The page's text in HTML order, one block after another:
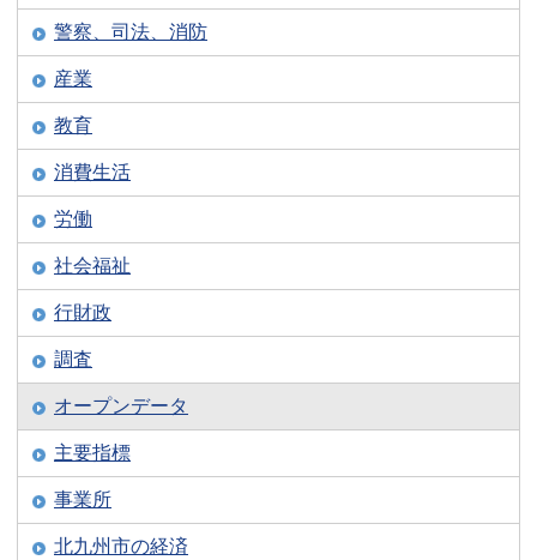
警察、司法、消防
産業
教育
消費生活
労働
社会福祉
行財政
調査
オープンデータ
主要指標
事業所
北九州市の経済